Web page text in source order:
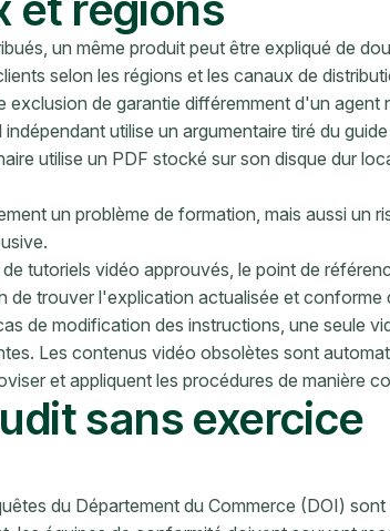
un même produit peut être expliqué de
selon les régions et les canaux de
exclusion de garantie différemment d'un agent
utilise un argumentaire tiré du
utilise un PDF stocké sur son disque dur
un problème de formation, mais aussi un
tutoriels vidéo approuvés, le point de
de trouver l'explication actualisée et conforme
de modification des instructions, une seule
Les contenus vidéo obsolètes sont
et appliquent les procédures de manière
sans exercice
du Département du Commerce (DOI) sont